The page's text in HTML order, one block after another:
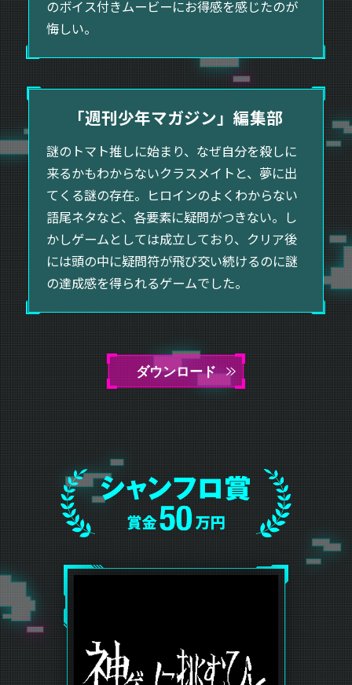
のボイス付きムービーにお得感を感じたのが
悔しい。
「週刊少年マガジン」編集部
謎のトマト推しに始まり、なぜ自分を殺しに
来るかもわからないクラスメイトと、夢に出
てくる謎の存在。ヒロインのよくわからない
語尾ネタなど、各要素に疑問がつきない。し
かしゲームとしては成立しており、クリア後
には頭の中に疑問符が飛び交い続けるのに謎
の達成感を得られるゲームでした。
ダウンロード